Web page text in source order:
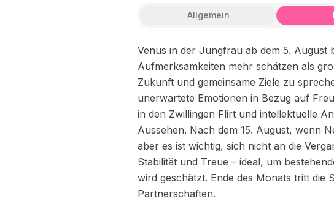
Allgemein
Venus in der Jungfrau ab dem 5. August
Aufmerksamkeiten mehr schätzen als
Zukunft und gemeinsame Ziele zu
unerwartete Emotionen in Bezug auf
in den Zwillingen Flirt und intellektuelle
Aussehen. Nach dem 15. August, wenn
aber es ist wichtig, sich nicht an die
Stabilität und Treue – ideal, um
wird geschätzt. Ende des Monats tritt die
Partnerschaften.